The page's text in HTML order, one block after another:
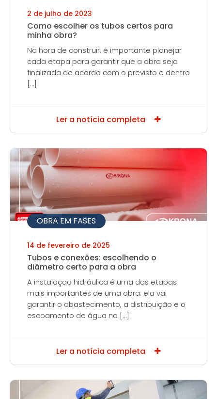
2 de julho de 2023
Como escolher os tubos certos para
minha obra?
Na hora de construir, é importante planejar
cada etapa para garantir que a obra seja
finalizada de acordo com o previsto e dentro
[…]
Ler a notícia completa
OBRA EM FASES
14 de fevereiro de 2025
Tubos e conexões: escolhendo o
diâmetro certo para a obra
A instalação hidráulica é uma das etapas
mais importantes de uma obra: ela vai
garantir o abastecimento, a distribuição e o
escoamento de água na […]
Ler a notícia completa